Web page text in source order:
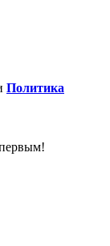
Политика